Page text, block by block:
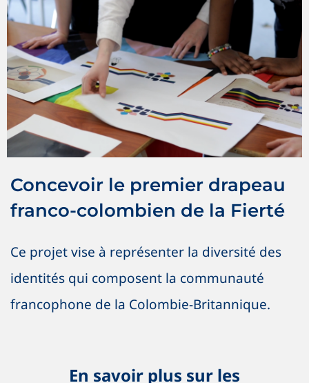
Concevoir le premier drapeau
franco-colombien de la Fierté
Nouvelles OSIG / SOGI Vive les initiatives !
Concevoir le premier drapeau
franco-colombien de la Fierté
Ce projet vise à représenter la diversité des
identités qui composent la communauté
francophone de la Colombie-Britannique.
En savoir plus sur les